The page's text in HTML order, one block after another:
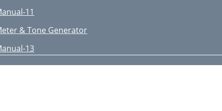
11
& Tone Generator
13